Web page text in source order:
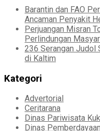
Barantin dan FAO
Ancaman Penyakit
Perjuangan Misran
Perlindungan
236 Serangan Judol
di Kaltim
Kategori
Advertorial
Ceritarana
Dinas Pariwisata
Dinas